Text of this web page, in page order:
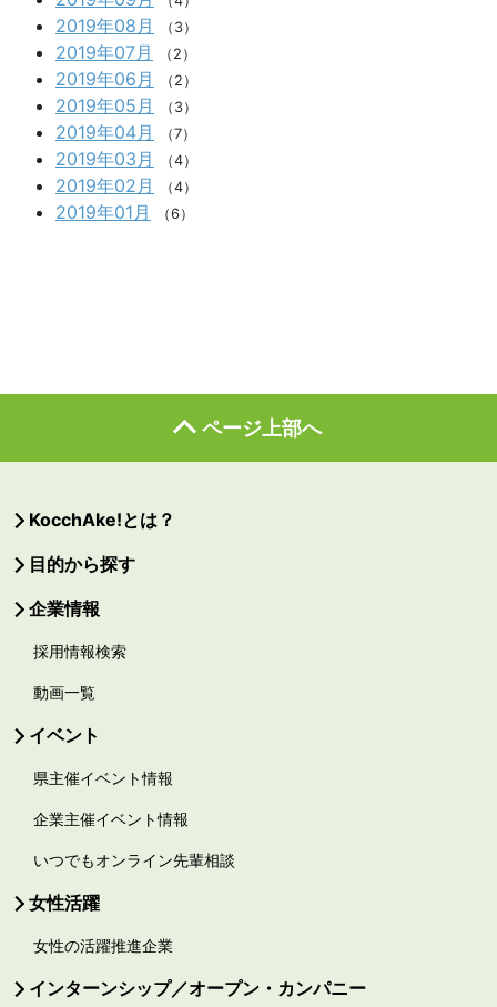
2019年08月 （3）
2019年07月 （2）
2019年06月 （2）
2019年05月 （3）
2019年04月 （7）
2019年03月 （4）
2019年02月 （4）
2019年01月 （6）
ページ上部へ
KocchAke!とは？
目的から探す
企業情報
採用情報検索
動画一覧
イベント
県主催イベント情報
企業主催イベント情報
いつでもオンライン先輩相談
女性活躍
女性の活躍推進企業
インターンシップ／オープン・カンパニー